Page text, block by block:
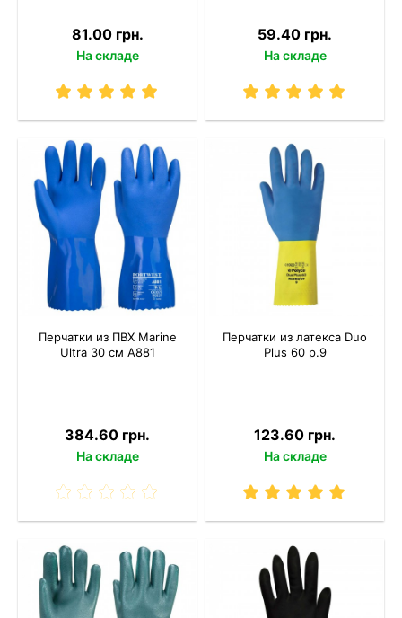
81.00 грн.
На складе
59.40 грн.
На складе
Перчатки из ПВХ Marine
Ultra 30 см A881
384.60 грн.
На складе
Перчатки из латекса Duo
Plus 60 р.9
123.60 грн.
На складе